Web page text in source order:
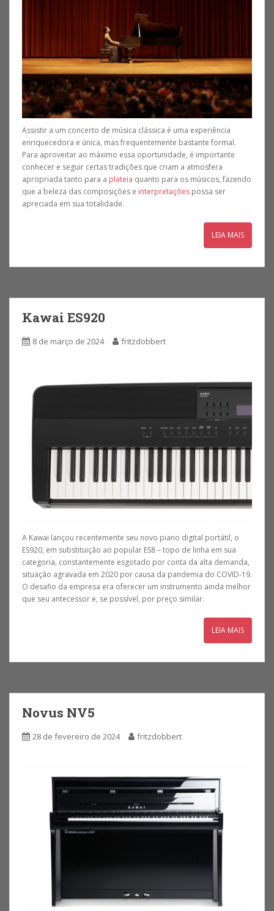
Assistir a um concerto de música clássica é uma experiência
enriquecedora e única, mas frequentemente bastante formal.
Para aproveitar ao máximo essa oportunidade, é importante
conhecer e seguir certas tradições que criam a atmosfera
apropriada tanto para a plateia quanto para os músicos, fazendo
que a beleza das composições e interpretações possa ser
apreciada em sua totalidade.
LEIA MAIS
Kawai ES920
8 de março de 2024 fritzdobbert
A Kawai lançou recentemente seu novo piano digital portátil, o
ES920, em substituição ao popular ES8 – topo de linha em sua
categoria, constantemente esgotado por conta da alta demanda,
situação agravada em 2020 por causa da pandemia do COVID-19.
O desafio da empresa era oferecer um instrumento ainda melhor
que seu antecessor e, se possível, por preço similar.
LEIA MAIS
Novus NV5
28 de fevereiro de 2024 fritzdobbert